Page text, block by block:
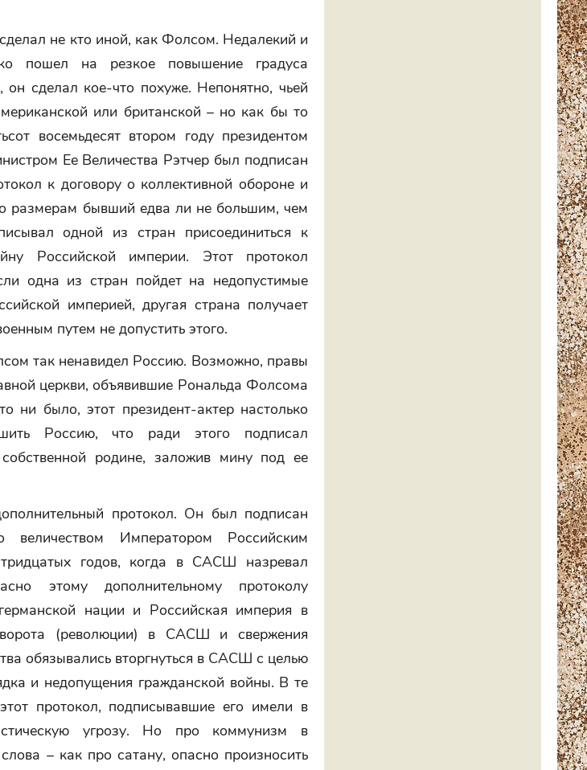
не кто иной, как Фолсом. Недалекий и
пошел на резкое повышение градуса
сделал кое-что похуже. Непонятно, чьей
или британской – но как бы то
восемьдесят втором году президентом
Ее Величества Рэтчер был подписан
к договору о коллективной обороне и
размерам бывший едва ли не большим, чем
одной из стран присоединиться к
Российской империи. Этот протокол
одна из стран пойдет на недопустимые
империей, другая страна получает
путем не допустить этого.
так ненавидел Россию. Возможно, правы
церкви, объявившие Рональда Фолсома
ни было, этот президент-актер настолько
Россию, что ради этого подписал
родине, заложив мину под ее
протокол. Он был подписан
Императором Российским
годов, когда в САСШ назревал
этому дополнительному протоколу
нации и Российская империя в
(революции) в САСШ и свержения
обязывались вторгнуться в САСШ с целью
и недопущения гражданской войны. В те
протокол, подписывавшие его имели в
угрозу. Но про коммунизм в
– как про сатану, опасно произносить